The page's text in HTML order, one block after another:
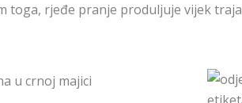
toga, rjeđe pranje produljuje vijek